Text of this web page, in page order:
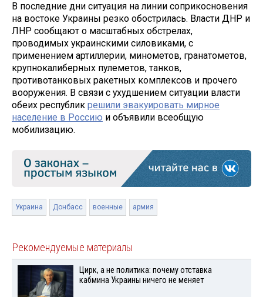
В последние дни ситуация на линии соприкосновения
на востоке Украины резко обострилась. Власти ДНР и
ЛНР сообщают о масштабных обстрелах,
проводимых украинскими силовиками, с
применением артиллерии, минометов, гранатометов,
крупнокалиберных пулеметов, танков,
противотанковых ракетных комплексов и прочего
вооружения. В связи с ухудшением ситуации власти
обеих республик решили эвакуировать мирное
население в Россию и объявили всеобщую
мобилизацию.
Украина Донбасс военные армия
Рекомендуемые материалы
Цирк, а не политика: почему отставка
кабмина Украины ничего не меняет